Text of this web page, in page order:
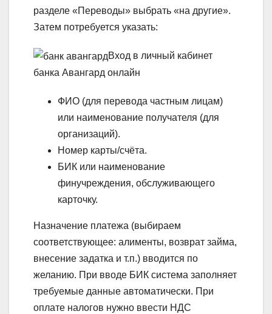
разделе «Переводы» выбрать «на другие».
Затем потребуется указать:
Вход в личный кабинет
банка Авангард онлайн
ФИО (для перевода частным лицам)
или наименование получателя (для
организаций).
Номер карты/счёта.
БИК или наименование
финучреждения, обслуживающего
карточку.
Назначение платежа (выбираем
соответствующее: алименты, возврат займа,
внесение задатка и т.п.) вводится по
желанию. При вводе БИК система заполняет
требуемые данные автоматически. При
оплате налогов нужно ввести НДС